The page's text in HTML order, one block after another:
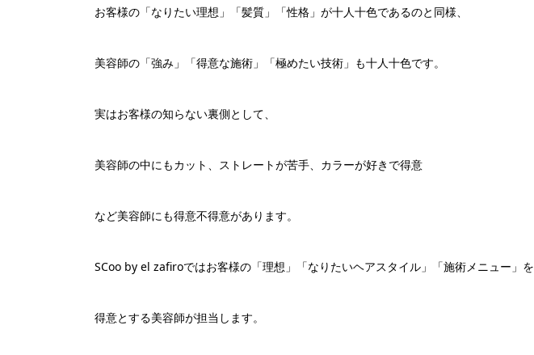
お客様の「なりたい理想」「髪質」「性格」が十人十色であるのと同様、
美容師の「強み」「得意な施術」「極めたい技術」も十人十色です。
実はお客様の知らない裏側として、
美容師の中にもカット、ストレートが苦手、カラーが好きで得意
など美容師にも得意不得意があります。
SCoo by el zafiroではお客様の「理想」「なりたいヘアスタイル」「施術メニュー」を
得意とする美容師が担当します。